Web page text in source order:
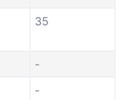
35
-
-